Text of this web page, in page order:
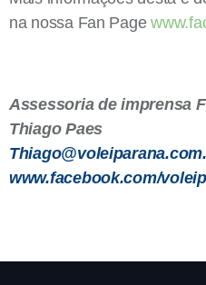
na nossa Fan Page
Assessoria de imprensa
Thiago Paes
www.facebook.com/